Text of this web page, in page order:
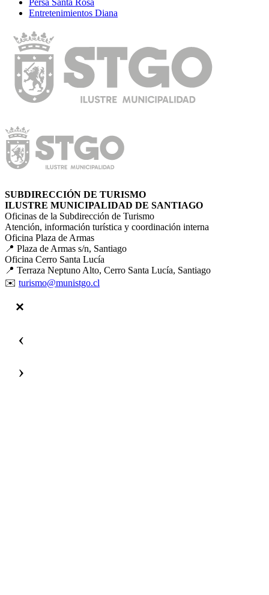
Entretenimientos Diana
SUBDIRECCIÓN DE TURISMO
ILUSTRE MUNICIPALIDAD DE SANTIAGO
Oficinas de la Subdirección de Turismo
Atención, información turística y coordinación interna
Oficina Plaza de Armas
📍 Plaza de Armas s/n, Santiago
Oficina Cerro Santa Lucía
📍 Terraza Neptuno Alto, Cerro Santa Lucía, Santiago
✉️ turismo@munistgo.cl
‹
›